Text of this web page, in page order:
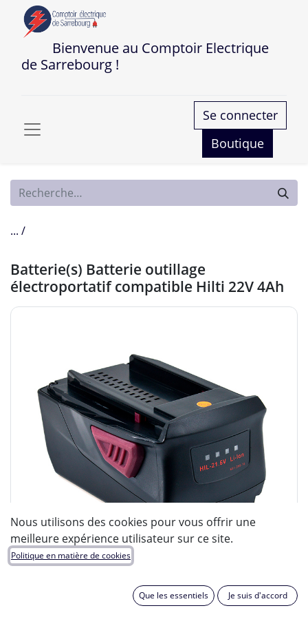
Bienvenue au Comptoir Electrique
de Sarrebourg !
Se connecter
Boutique
... /
Batterie(s) Batterie outillage
électroportatif compatible Hilti 22V 4Ah
Nous utilisons des cookies pour vous offrir une
meilleure expérience utilisateur sur ce site.
Politique en matière de cookies
Que les essentiels Je suis d'accord